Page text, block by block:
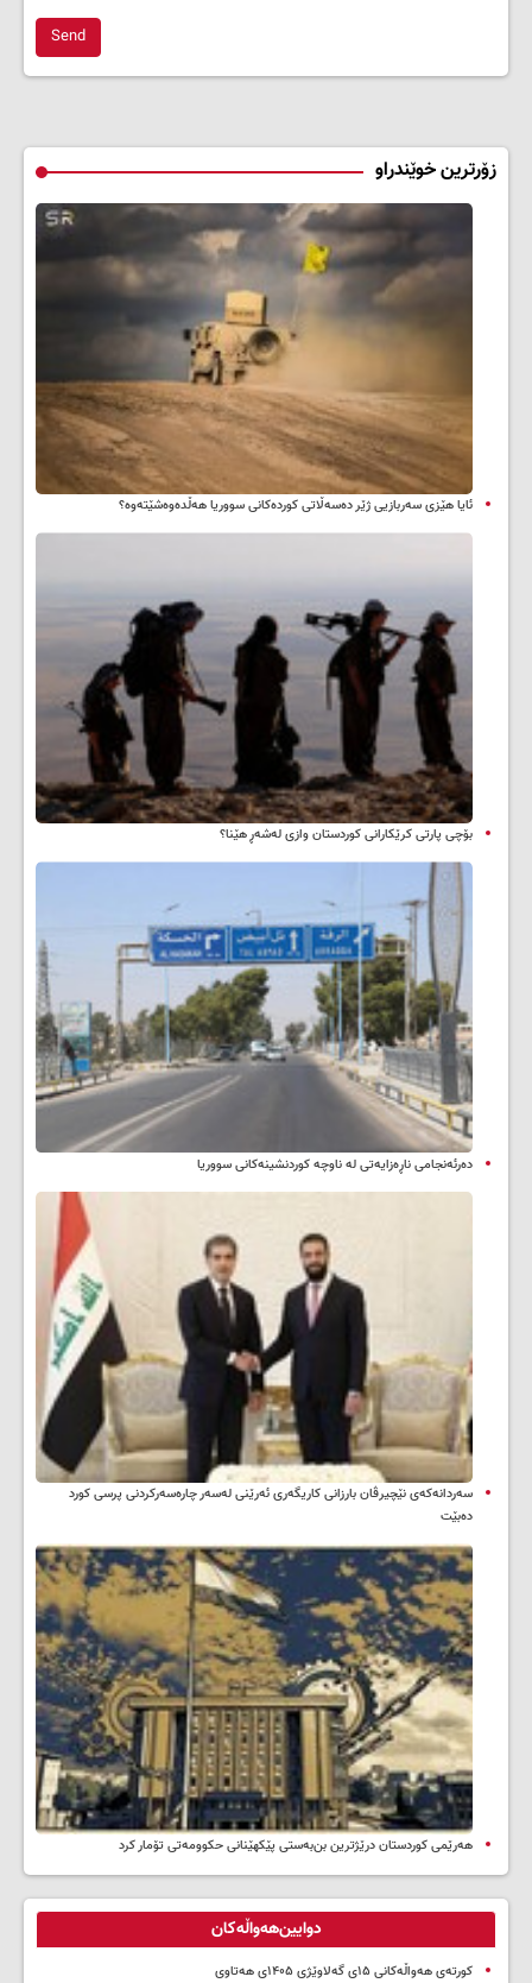
Send
زۆرترین خوێندراو
ئایا هێزی سەربازیی ژێر دەسەڵاتی کوردەکانی سووریا هەڵدەوەشێتەوە؟
بۆچی پارتی کرێکارانی کوردستان وازی لەشەڕ هێنا؟
دەرئەنجامی ناڕەزایەتی لە ناوچە کوردنشینەکانی سووریا
سه‌ردانه‌کەی نێچیرڤان بارزانی كاریگه‌ری ئه‌رێنی له‌سه‌ر چاره‌سه‌ركردنی پرسی كورد
ده‌بێت
هەرێمی کوردستان درێژترین بن‌بەستی پێکهێنانی حکوومەتی تۆمار کرد
دوایین‌هەواڵەکان
کورتەی هەواڵەکانی ۱۵ی گەلاوێژی ۱۴۰۵ی هەتاوی